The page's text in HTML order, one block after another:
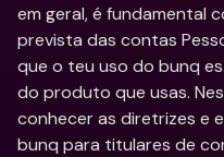
em geral, é fundamental
prevista das contas
que o teu uso do bunq
do produto que usas.
conhecer as diretrizes e
bunq para titulares de